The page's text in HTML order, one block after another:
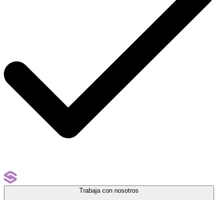
Trabaja con nosotros